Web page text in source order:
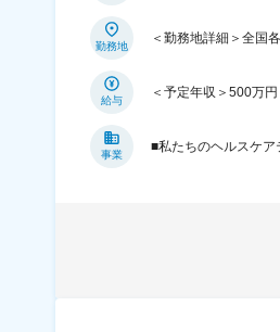
勤務地
＜勤務地詳細＞全国
給与
＜予定年収＞500万
事業
■私たちのヘルスケ